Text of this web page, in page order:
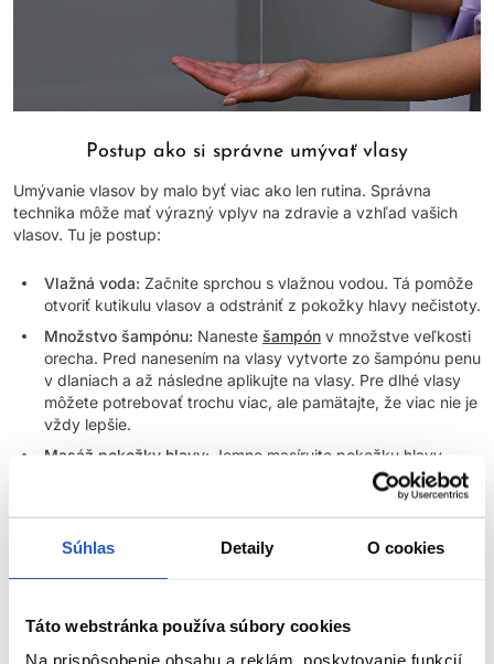
Súhlas Detaily O cookies
Táto webstránka používa súbory cookies
Na prispôsobenie obsahu a reklám, poskytovanie funkcií
Postup ako si správne umývať vlasy
Umývanie vlasov by malo byť viac ako len rutina. Správna
technika môže mať výrazný vplyv na zdravie a vzhľad vašich
vlasov. Tu je postup:
Vlažná voda: Začnite sprchou s vlažnou vodou. Tá pomôže
otvoriť kutikulu vlasov a odstrániť z pokožky hlavy nečistoty.
Množstvo šampónu: Naneste šampón v množstve veľkosti
orecha. Pred nanesením na vlasy vytvorte zo šampónu penu
v dlaniach a až následne aplikujte na vlasy. Pre dlhé vlasy
môžete potrebovať trochu viac, ale pamätajte, že viac nie je
vždy lepšie.
Masáž pokožky hlavy: Jemne masírujte pokožku hlavy
končekmi prstov (nie nechtami), aby ste povzbudili prietok
príliš nezaplietali, čo môže spôsobiť ich poškodenie.
Opláchnutie:Dôkladne opláchnite šampón vlažnou až
lesk vlasov.
Kondicionér:Pred kondicionérom treba dôkladne vyžmýkať